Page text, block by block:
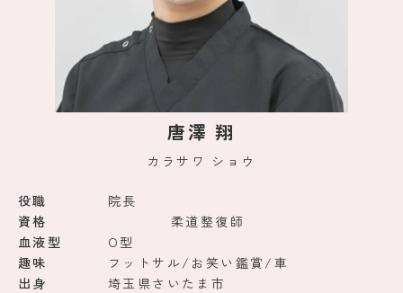
唐澤 翔
カラサワ ショウ
役職
院長
資格
柔道整復師
血液型
O型
趣味
フットサル/お笑い鑑賞/車
出身
埼玉県さいたま市